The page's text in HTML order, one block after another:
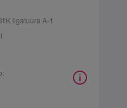
ligatuura A-1